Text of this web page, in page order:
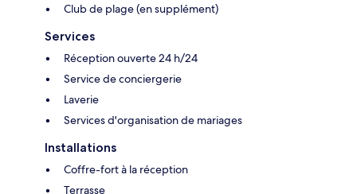
Club de plage (en supplément)
Services
Réception ouverte 24 h/24
Service de conciergerie
Laverie
Services d'organisation de mariages
Installations
Coffre-fort à la réception
Terrasse